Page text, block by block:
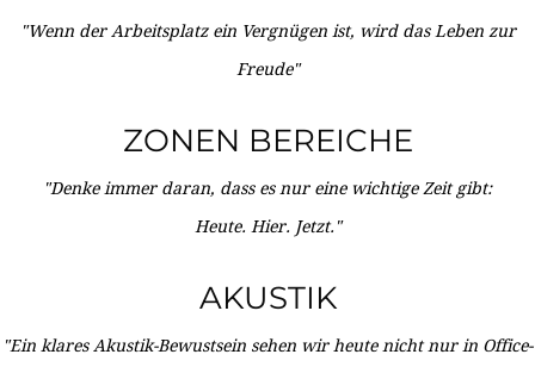
"Wenn der Arbeitsplatz ein Vergnügen ist, wird das Leben zur
Freude"
ZONEN BEREICHE
"Denke immer daran, dass es nur eine wichtige Zeit gibt:
Heute. Hier. Jetzt."
AKUSTIK
"Ein klares Akustik-Bewustsein sehen wir heute nicht nur in Office-